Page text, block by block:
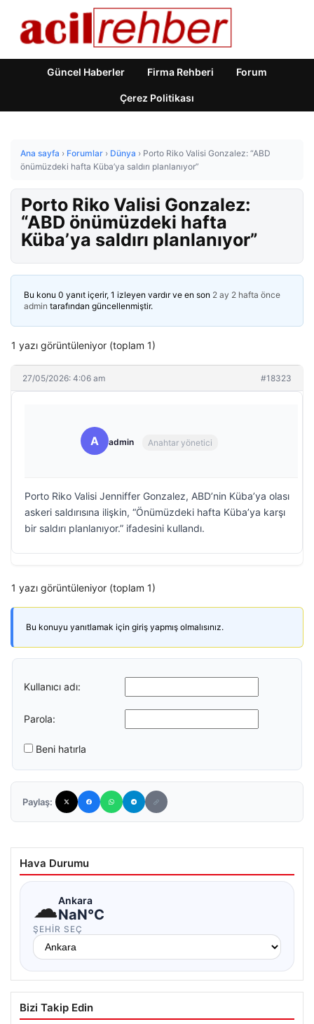
Güncel Haberler Firma Rehberi Forum
Çerez Politikası
Ana sayfa › Forumlar › Dünya › Porto Riko Valisi Gonzalez: “ABD
önümüzdeki hafta Küba’ya saldırı planlanıyor”
Porto Riko Valisi Gonzalez:
“ABD önümüzdeki hafta
Küba’ya saldırı planlanıyor”
Bu konu 0 yanıt içerir, 1 izleyen vardır ve en son 2 ay 2 hafta önce
admin tarafından güncellenmiştir.
1 yazı görüntüleniyor (toplam 1)
27/05/2026: 4:06 am #18323
A admin Anahtar yönetici
Porto Riko Valisi Jenniffer Gonzalez, ABD’nin Küba’ya olası
askeri saldırısına ilişkin, “Önümüzdeki hafta Küba’ya karşı
bir saldırı planlanıyor.” ifadesini kullandı.
1 yazı görüntüleniyor (toplam 1)
Bu konuyu yanıtlamak için giriş yapmış olmalısınız.
Kullanıcı adı:
Parola:
Beni hatırla
Paylaş:
Hava Durumu
☁Ankara
NaN°C
ŞEHIR SEÇ
Bizi Takip Edin